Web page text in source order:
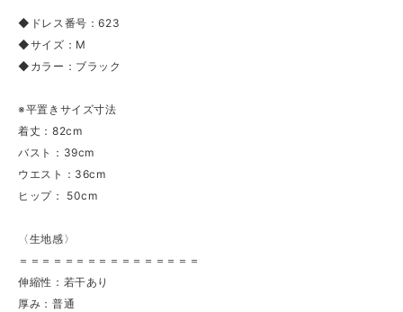
◆ドレス番号：623
◆サイズ：M
◆カラー：ブラック
※平置きサイズ寸法
着丈：82cm
バスト：39cm
ウエスト：36cm
ヒップ： 50cm
〈生地感〉
＝＝＝＝＝＝＝＝＝＝＝＝＝＝＝＝
伸縮性：若干あり
厚み：普通